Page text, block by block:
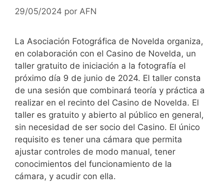
29/05/2024 por AFN
La Asociación Fotográfica de Novelda organiza,
en colaboración con el Casino de Novelda, un
taller gratuito de iniciación a la fotografía el
próximo día 9 de junio de 2024. El taller consta
de una sesión que combinará teoría y práctica a
realizar en el recinto del Casino de Novelda. El
taller es gratuito y abierto al público en general,
sin necesidad de ser socio del Casino. El único
requisito es tener una cámara que permita
ajustar controles de modo manual, tener
conocimientos del funcionamiento de la
cámara, y acudir con ella.